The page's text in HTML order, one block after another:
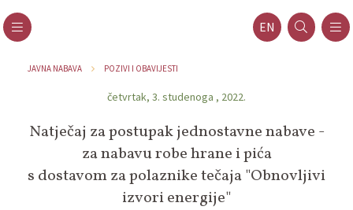
EN
JAVNA NABAVA POZIVI I OBAVIJESTI
četvrtak, 3. studenoga , 2022.
Natječaj za postupak jednostavne nabave -
za nabavu robe hrane i pića
s dostavom za polaznike tečaja "Obnovljivi
izvori energije"